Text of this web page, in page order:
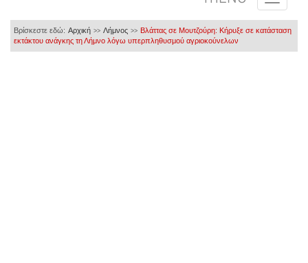
Βρίσκεστε εδώ: Αρχική >> Λήμνος >> Βλάττας σε Μουτζούρη: Κήρυξε σε κατάσταση
εκτάκτου ανάγκης τη Λήμνο λόγω υπερπληθυσμού αγριοκούνελων